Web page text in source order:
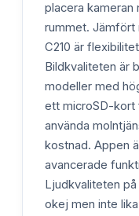
placera kameran
rummet. Jämfört
C210 är
Bildkvaliteten är
modeller med
ett microSD-kort
använda
kostnad. Appen
avancerade
Ljudkvaliteten
okej men inte